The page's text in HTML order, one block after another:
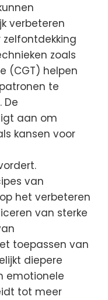
verbeteren
zoals
(CGT) helpen
te
De
aan om
kansen voor
van
het verbeteren
van sterke
toepassen van
diepere
emotionele
tot meer